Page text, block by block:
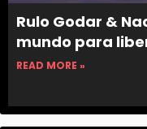
Rulo Godar &
mundo para
READ MORE »